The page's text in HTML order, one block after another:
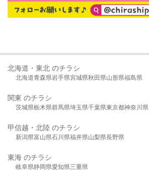
北海道・東北 のチラシ
北海道青森県岩手県宮城県秋田県山形県福島県
関東 のチラシ
茨城県栃木県群馬県埼玉県千葉県東京都神奈川県
甲信越・北陸 のチラシ
新潟県富山県石川県福井県山梨県長野県
東海 のチラシ
岐阜県静岡県愛知県三重県